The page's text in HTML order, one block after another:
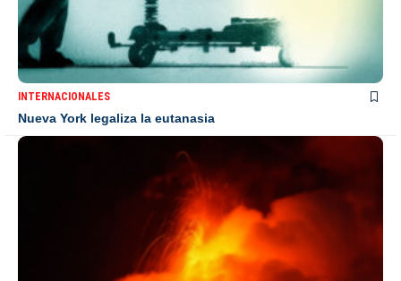
INTERNACIONALES
Nueva York legaliza la eutanasia